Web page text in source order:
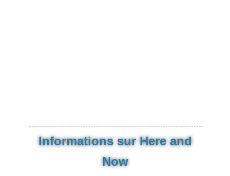
Informations sur Here and
Now